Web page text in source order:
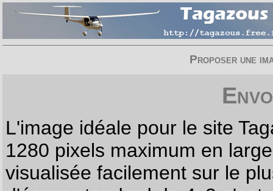
Proposer une
L'image idéale pour le site
1280 pixels maximum en
visualisée facilement sur le